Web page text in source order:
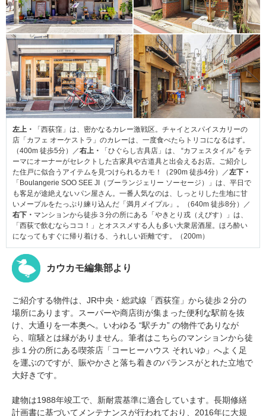
左上・
「西荻窪」は、密かなるカレー激戦区。チャイとスパイスカリーの
店「カフェ オーケストラ」のカレーは、一度食べたらトリコになるはず。
（400m 徒歩5分）／右上・
「ひぐらし古具店」は、 “カフェスタイル” をテ
ーマにオーナーがセレクトした古家具や古道具と出会えるお店。ご紹介し
た住戸に似合うアイテムを見つけられるカモ！（290m 徒歩4分）／左下・
「Boulangerie SOO SEE JI（ブーランジェリー ソーセージ）」は、平日で
も客足が途絶えないパン屋さん。一番人気なのは、しっとりした生地に甘
いメープルをたっぷり練り込んだ「満月メイプル」。（640m 徒歩8分）／
右下・ マンションから徒歩３分の所にある「やきとり戎（えびす）」は、
「西荻で飲むならココ！」とオススメする人も多い大衆居酒屋。ほろ酔い
になってもすぐに帰り着ける、うれしい距離です。（200m）
カウカモ編集部より
ご紹介する物件は、JR中央・総武線「西荻窪」から徒歩２分の
場所にあります。スーパーや商店街が集まった便利な駅前を抜
け、大通りを一本奥へ。いわゆる “駅チカ” の物件でありなが
ら、喧騒とは縁がありません。筆者はこちらのマンションから徒
歩１分の所にある喫茶店「コーヒーハウス それいゆ」へよく足
を運ぶのですが、賑やかさと落ち着きのバランスがとれた立地で
大好きです。
建物は1988年竣工で、新耐震基準に適合しています。長期修繕
計画書に基づいてメンテナンスが行われており、2016年に大規